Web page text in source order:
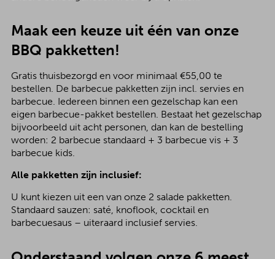
Maak een keuze uit één van onze
BBQ pakketten!
Gratis thuisbezorgd en voor minimaal €55,00 te
bestellen. De barbecue pakketten zijn incl. servies en
barbecue. Iedereen binnen een gezelschap kan een
eigen barbecue-pakket bestellen. Bestaat het gezelschap
bijvoorbeeld uit acht personen, dan kan de bestelling
worden: 2 barbecue standaard + 3 barbecue vis + 3
barbecue kids.
Alle pakketten zijn inclusief:
U kunt kiezen uit een van onze 2 salade pakketten.
Standaard sauzen: saté, knoflook, cocktail en
barbecuesaus – uiteraard inclusief servies.